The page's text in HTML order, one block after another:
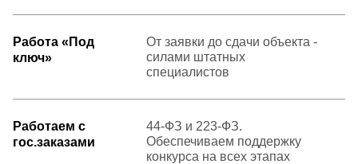
Работа «Под
ключ»
От заявки до сдачи объекта -
силами штатных
специалистов
Работаем с
гос.заказами
44-ФЗ и 223-ФЗ.
Обеспечиваем поддержку
конкурса на всех этапах